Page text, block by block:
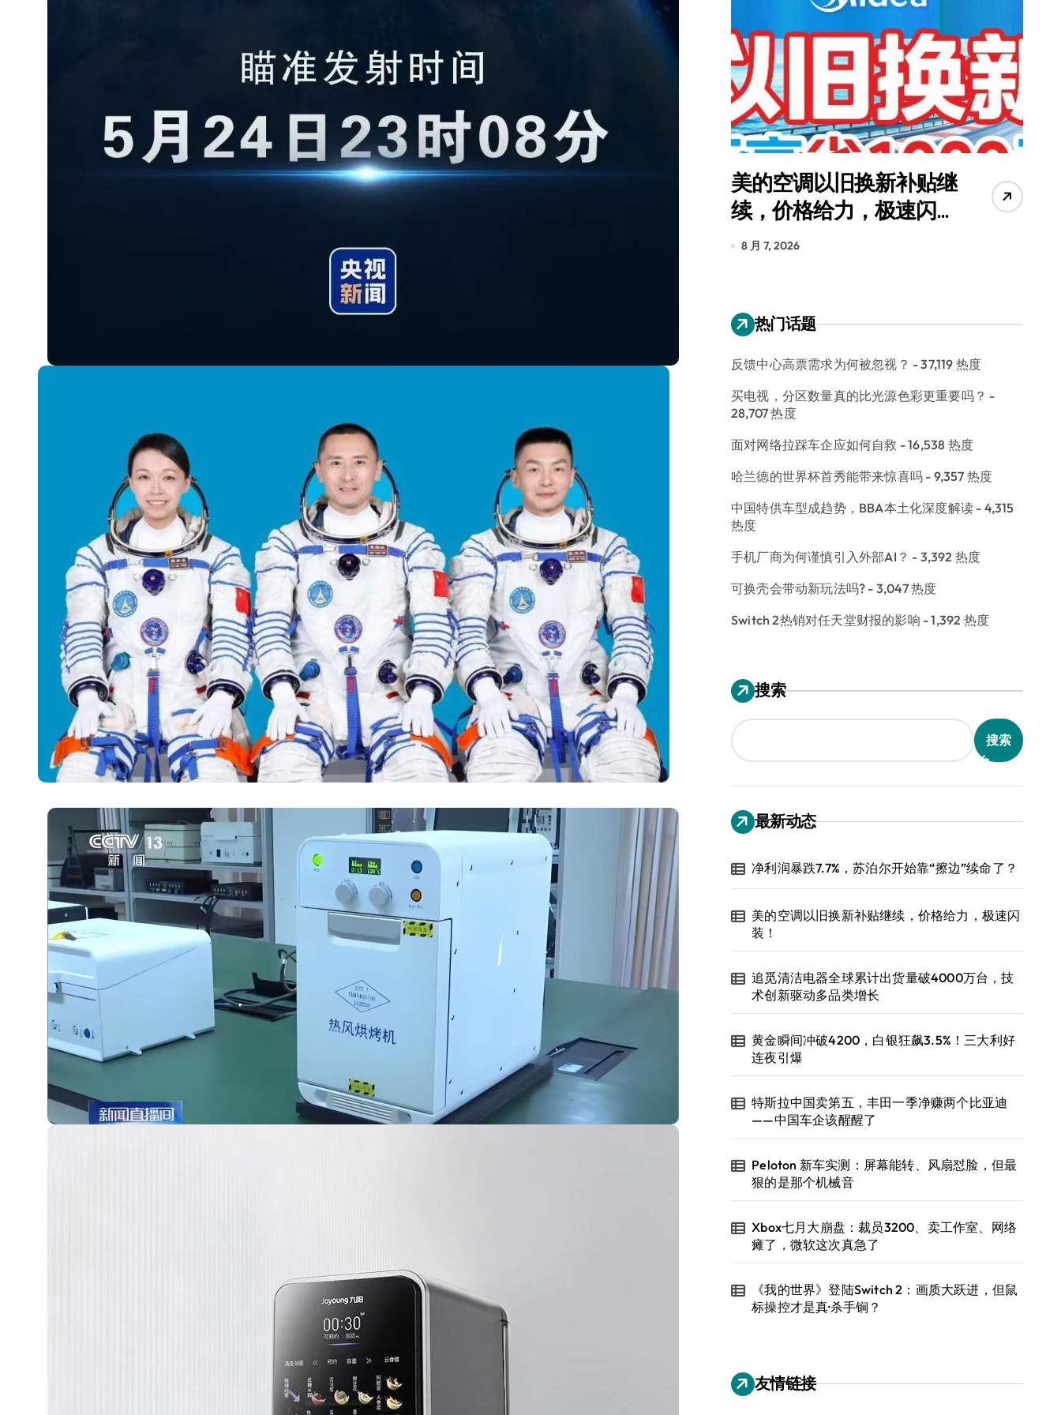
追觅、石头科技注意：你
净利润暴跌7.7%，苏泊尔
美的空调以旧换新补贴继
续，价格给力，极速闪
装！
8 月 7, 2026
热门话题
反馈中心高票需求为何被忽视？ - 37,119 热度
买电视，分区数量真的比光源色彩更重要吗？ -
28,707 热度
面对网络拉踩车企应如何自救 - 16,538 热度
哈兰德的世界杯首秀能带来惊喜吗 - 9,357 热度
中国特供车型成趋势，BBA本土化深度解读 - 4,315
热度
手机厂商为何谨慎引入外部AI？ - 3,392 热度
可换壳会带动新玩法吗? - 3,047 热度
Switch 2热销对任天堂财报的影响 - 1,392 热度
搜索
搜索
最新动态
净利润暴跌7.7%，苏泊尔开始靠“擦边”续命了？
美的空调以旧换新补贴继续，价格给力，极速闪
装！
追觅清洁电器全球累计出货量破4000万台，技
术创新驱动多品类增长
黄金瞬间冲破4200，白银狂飙3.5%！三大利好
连夜引爆
特斯拉中国卖第五，丰田一季净赚两个比亚迪
——中国车企该醒醒了
Peloton 新车实测：屏幕能转、风扇怼脸，但最
狠的是那个机械音
Xbox七月大崩盘：裁员3200、卖工作室、网络
瘫了，微软这次真急了
《我的世界》登陆Switch 2：画质大跃进，但鼠
标操控才是真·杀手锏？
友情链接